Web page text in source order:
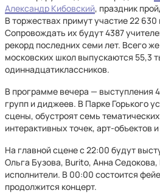
Александр Кибовский, праздник
В торжествах примут участие 22
Сопровождать их будут 4387
рекорд последних семи лет. Всего
московских школ выпускаются 55,3
одиннадцатиклассников.
В программе вечера — выступления
групп и диджеев. В Парке Горького
сцены, обустроят семь
интерактивных точек, арт-объектов
На главной сцене с 22:00 будут
Ольга Бузова, Burito, Анна
исполнители. В 00:00 состоится
продолжится концерт.